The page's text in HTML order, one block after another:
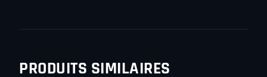
PRODUITS SIMILAIRES